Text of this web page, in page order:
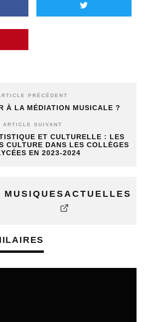
PRÉCÉDENT
À LA MÉDIATION MUSICALE ?
ARTICLE SUIVANT
ET CULTURELLE : LES
CULTURE DANS LES COLLÈGES
EN 2023-2024
MUSIQUESACTUELLES